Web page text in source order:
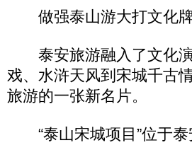
做强泰山游大打文化
泰安旅游融入了文化演
戏、水浒天风到宋城千古
旅游的一张新名片。
“泰山宋城项目”位于泰